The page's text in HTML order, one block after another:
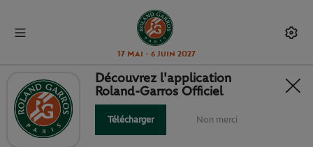
17 Mai - 6 Juin 2027
QUALIFICATIONS 2026 : FAUREL,
C’EST FORT !
Découvrez l'application
Roland-Garros Officiel
Télécharger Non merci